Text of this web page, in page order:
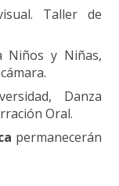
Taller de
Niños y Niñas,
Danza
Oral.
permanecerán